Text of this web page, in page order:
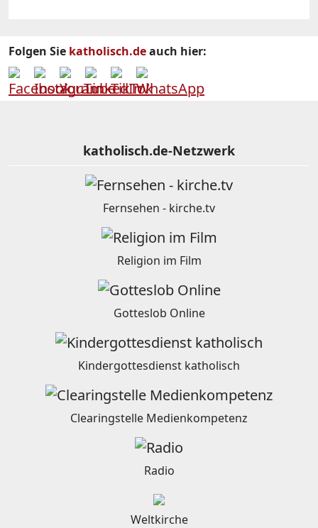
Folgen Sie katholisch.deauch hier:
katholisch.de-Netzwerk
Fernsehen - kirche.tv
Religion im Film
Gotteslob Online
Kindergottesdienst katholisch
Clearingstelle Medienkompetenz
Radio
Weltkirche